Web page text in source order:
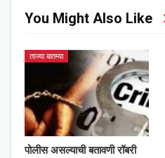
You Might Also Like
ताज्या बातम्या
पोलीस असल्याची बतावणी रॉबरी